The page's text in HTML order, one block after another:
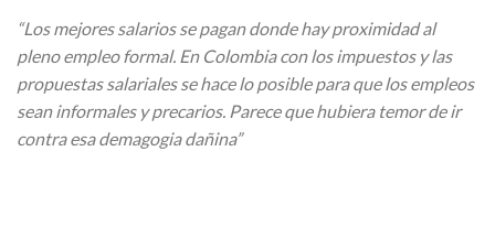
“Los mejores salarios se pagan donde hay proximidad al
pleno empleo formal. En Colombia con los impuestos y las
propuestas salariales se hace lo posible para que los empleos
sean informales y precarios. Parece que hubiera temor de ir
contra esa demagogia dañina”